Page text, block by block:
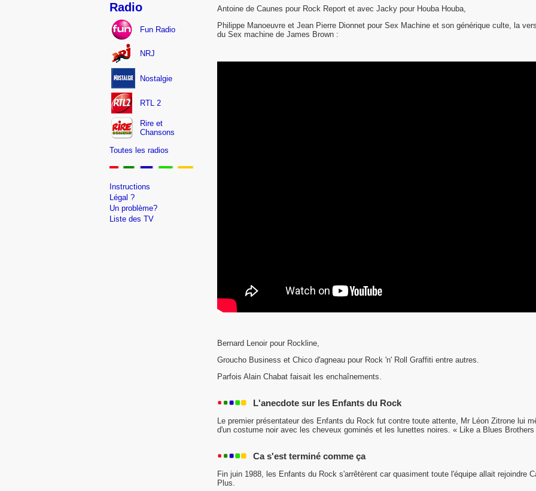
Radio
Fun Radio
NRJ
Nostalgie
RTL 2
Rire et
Chansons
Toutes les radios
Instructions
Légal ?
Un problème?
Liste des TV
Antoine de Caunes pour Rock Report et avec Jacky pour Houba Houba,
Philippe Manoeuvre et Jean Pierre Dionnet pour Sex Machine et son générique culte, la
du Sex machine de James Brown :
Bernard Lenoir pour Rockline,
Groucho Business et Chico d'agneau pour Rock 'n' Roll Graffiti entre autres.
Parfois Alain Chabat faisait les enchaînements.
L'anecdote sur les Enfants du Rock
Le premier présentateur des Enfants du Rock fut contre toute attente, Mr Léon Zitrone lui
d'un costume noir avec les cheveux gominés et les lunettes noires. « Like a Blues Brothers
Ca s'est terminé comme ça
Fin juin 1988, les Enfants du Rock s'arrêtèrent car quasiment toute l'équipe allait rejoindre
Plus.